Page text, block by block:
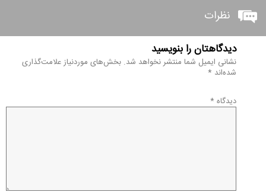
نظرات
دیدگاهتان را بنویسید
نشانی ایمیل شما منتشر نخواهد شد. بخش‌های موردنیاز علامت‌گذاری
شده‌اند *
دیدگاه *